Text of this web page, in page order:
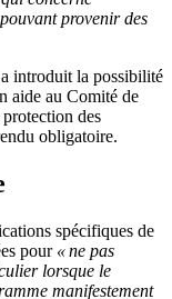
provenir des
introduit la possibilité
aide au Comité de
des
obligatoire.
spécifiques de
pour « ne pas
lorsque le
manifestement